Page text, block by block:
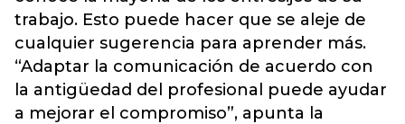
trabajo. Esto puede hacer que se aleje de
cualquier sugerencia para aprender más.
“Adaptar la comunicación de acuerdo con
la antigüedad del profesional puede ayudar
a mejorar el compromiso”, apunta la